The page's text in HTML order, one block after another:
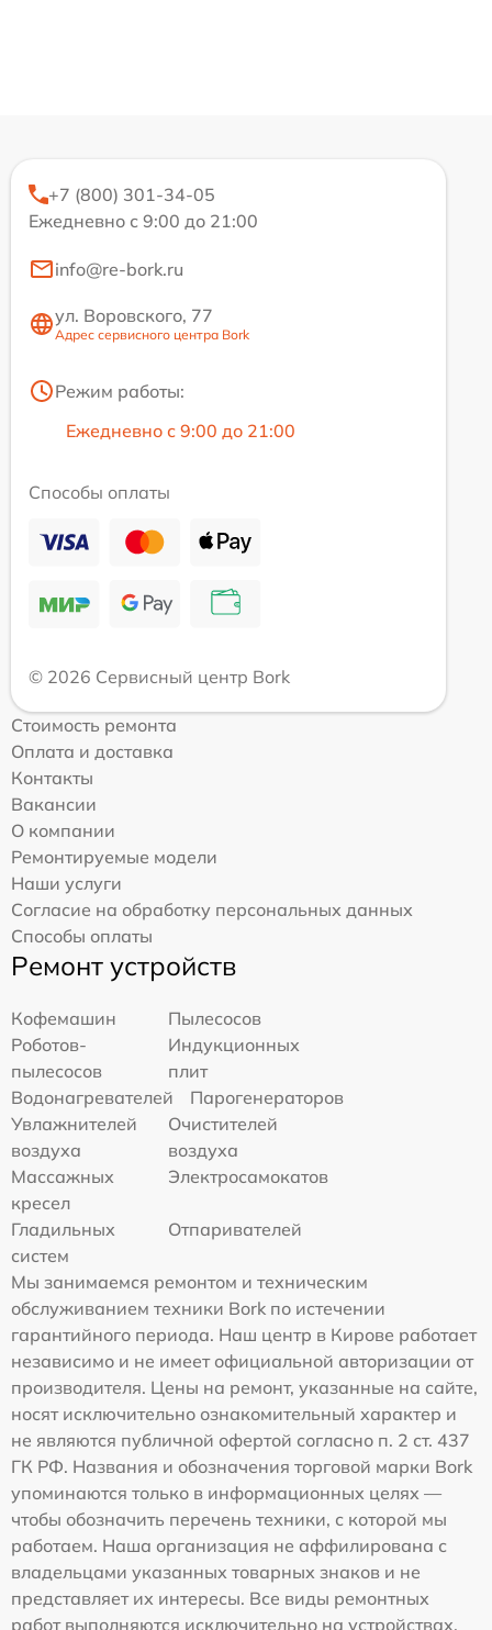
+7 (800) 301-34-05
Ежедневно с 9:00 до 21:00
info@re-bork.ru
ул. Воровского, 77
Адрес сервисного центра Bork
Режим работы:
Ежедневно с 9:00 до 21:00
Способы оплаты
© 2026 Сервисный центр Bork
Стоимость ремонта
Оплата и доставка
Контакты
Вакансии
О компании
Ремонтируемые модели
Наши услуги
Согласие на обработку персональных данных
Способы оплаты
Ремонт устройств
Кофемашин
Пылесосов
Роботов-
пылесосов
Индукционных
плит
Водонагревателей
Парогенераторов
Увлажнителей
воздуха
Очистителей
воздуха
Массажных
кресел
Электросамокатов
Гладильных
систем
Отпаривателей
Мы занимаемся ремонтом и техническим
обслуживанием техники Bork по истечении
гарантийного периода. Наш центр в Кирове работает
независимо и не имеет официальной авторизации от
производителя. Цены на ремонт, указанные на сайте,
носят исключительно ознакомительный характер и
не являются публичной офертой согласно п. 2 ст. 437
ГК РФ. Названия и обозначения торговой марки Bork
упоминаются только в информационных целях —
чтобы обозначить перечень техники, с которой мы
работаем. Наша организация не аффилирована с
владельцами указанных товарных знаков и не
представляет их интересы. Все виды ремонтных
работ выполняются исключительно на устройствах,